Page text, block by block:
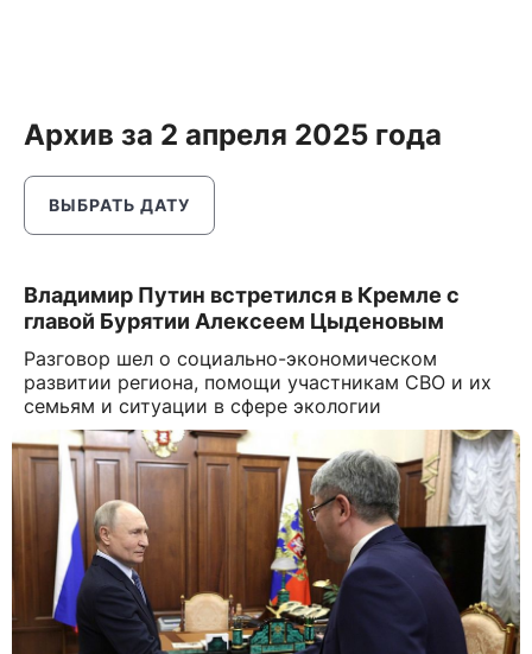
Архив за 2 апреля 2025 года
ВЫБРАТЬ ДАТУ
Владимир Путин встретился в Кремле с
главой Бурятии Алексеем Цыденовым
Разговор шел о социально-экономическом
развитии региона, помощи участникам СВО и их
семьям и ситуации в сфере экологии